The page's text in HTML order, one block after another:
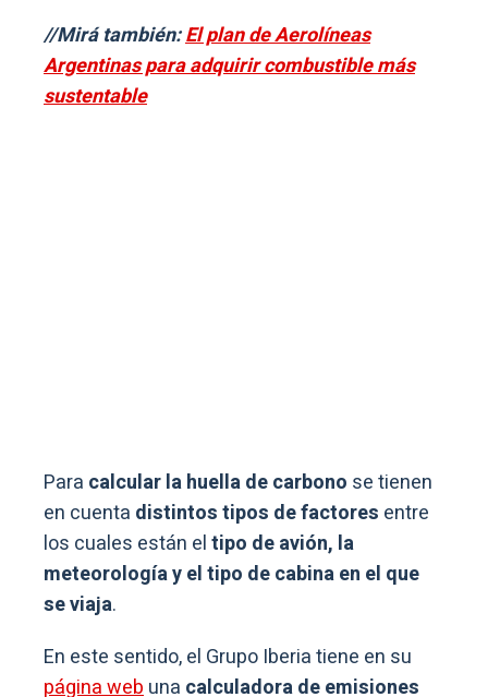
//Mirá también:El plan de Aerolíneas
Argentinas para adquirir combustible más
sustentable
Para calcular la huella de carbono se tienen
en cuenta distintos tipos de factores entre
los cuales están eltipo de avión, la
meteorología y el tipo de cabina en el que
se viaja.
En este sentido, el Grupo Iberia tiene en su
página webuna calculadora de emisiones